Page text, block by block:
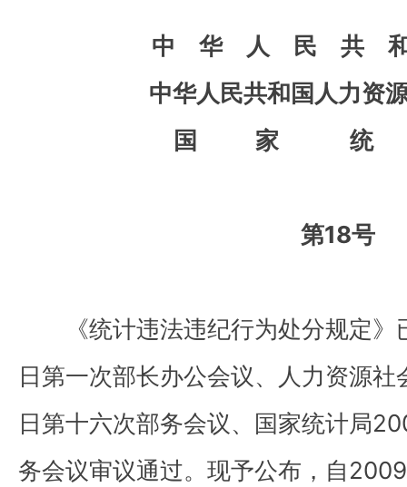
中 华 人 民 共 和
中华人民共和国人力资
国 家 统
第18号
《统计违法违纪行为处分规定》
日第一次部长办公会议、人力资源
日第十六次部务会议、国家统计局
务会议审议通过。现予公布，自